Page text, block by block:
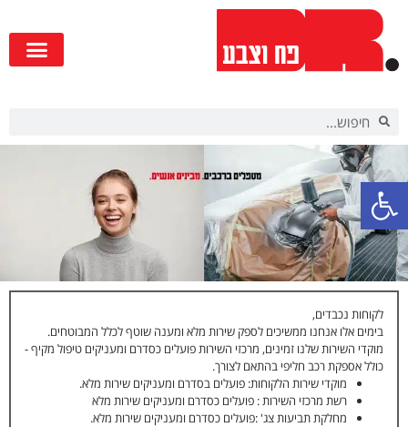
פתח סרגל נגישות
לקוחות נכבדים,
בימים אלו אנחנו ממשיכים לספק שירות מלא ומענה שוטף לכלל המבוטחים.
מוקדי השירות שלנו זמינים, מרכזי השירות פועלים כסדרם ומעניקים טיפול מקיף -
כולל אספקת רכב חליפי בהתאם לצורך.
מוקדי שירות הלקוחות: פועלים בסדרם ומעניקים שירות מלא.
רשת מרכזי השירות : פועלים כסדרם ומעניקים שירות מלא
מחלקת תביעות צג' :פועלים כסדרם ומעניקים שירות מלא.